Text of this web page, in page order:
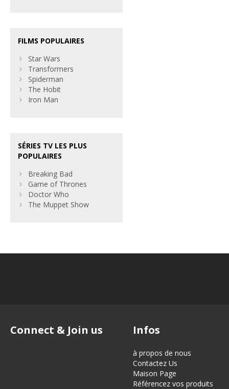
FILMS POPULAIRES
Star Wars
Transformers
Spiderman
The Hobit
Iron Man
SÉRIES TV LES PLUS
POPULAIRES
Breaking Bad
Game of Thrones
Doctor Who
The Muppet Show
Connect & Join us Infos
à propos de nous
Contactez Us
Maison Page
Référencez vos produits